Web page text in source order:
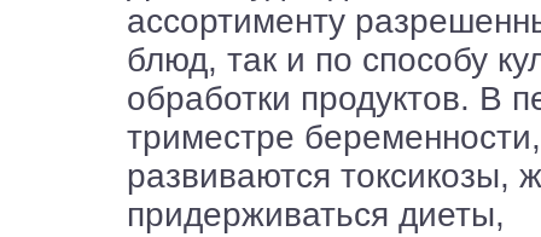
ассортименту
блюд, так и по способу
обработки продуктов. В
триместре
развиваются токсикозы,
придерживаться диеты,